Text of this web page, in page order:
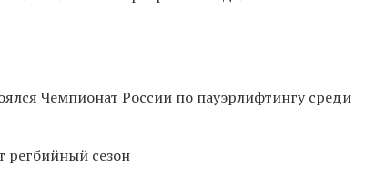
Чемпионат России по пауэрлифтингу среди
регбийный сезон